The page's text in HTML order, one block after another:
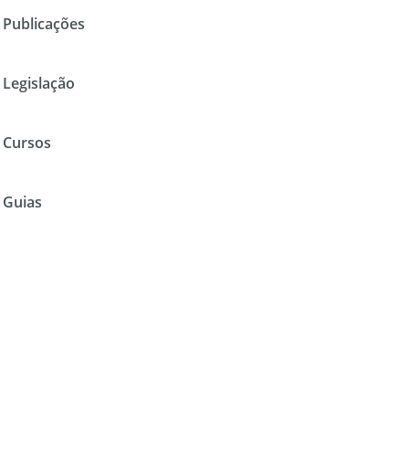
Publicações
Legislação
Cursos
Guias